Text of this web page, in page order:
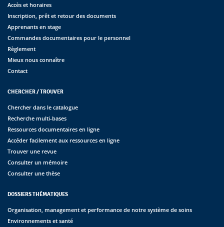
Accès et horaires
Inscription, prêt et retour des documents
Apprenants en stage
Commandes documentaires pour le personnel
Règlement
Mieux nous connaître
Contact
CHERCHER / TROUVER
Chercher dans le catalogue
Recherche multi-bases
Ressources documentaires en ligne
Accéder facilement aux ressources en ligne
Trouver une revue
Consulter un mémoire
Consulter une thèse
DOSSIERS THÉMATIQUES
Organisation, management et performance de notre système de soins
Environnements et santé